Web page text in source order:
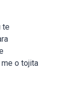
te
o tojita